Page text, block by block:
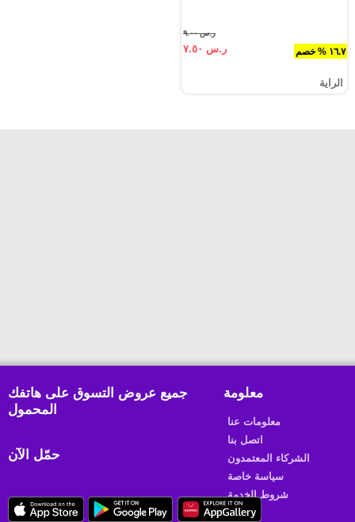
١٦.٧ % خصم
ر.س ٩.٠٠
ر.س ٧.٥٠
الراية
جميع عروض التسوق على هاتفك
المحمول
حمّل الآن
معلومة
معلومات عنا
اتصل بنا
الشركاء المعتمدون
سياسة خاصة
شروط الخدمة